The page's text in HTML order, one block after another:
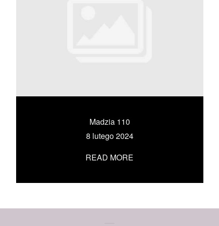
Madzia 110
8 lutego 2024
READ MORE
UMÓW SIĘ ZE MNĄ →